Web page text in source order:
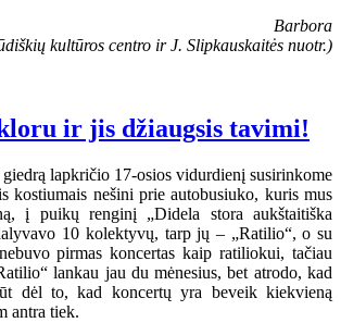
Barbora
kultūros centro ir J. Slipkauskaitės nuotr.)
ir jis džiaugsis tavimi!
lapkričio 17-osios vidurdienį susirinkome
kostiumais nešini prie autobusiuko, kuris mus
į puikų renginį „Didela stora aukštaitiška
10 kolektyvų, tarp jų – „Ratilio“, o su
pirmas koncertas kaip ratiliokui, tačiau
lankau jau du mėnesius, bet atrodo, kad
dėl to, kad koncertų yra beveik kiekvieną
antra tiek.